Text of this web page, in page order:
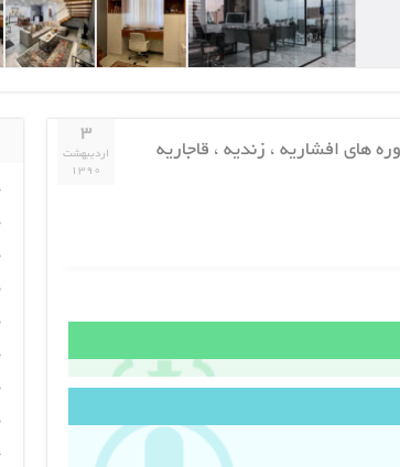
۳
اردیبهشت
۱۳۹۰
های افشاریه ، زندیه ، قاجاریه